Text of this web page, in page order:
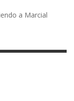
a Marcial